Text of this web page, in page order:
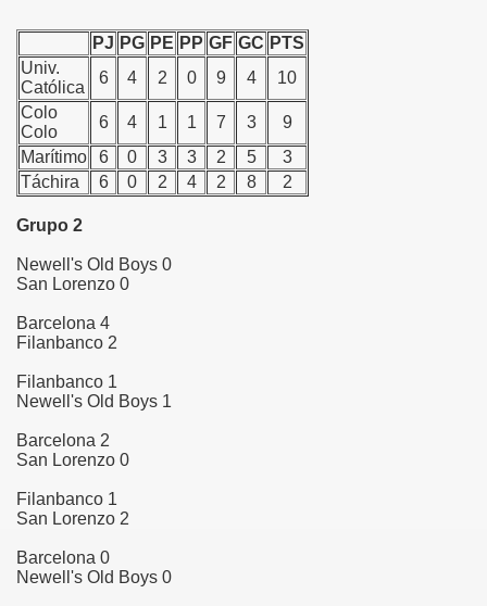
PJ PG PE PP GF GC PTS
Univ.
Católica
6 4 2 0 9 4
10
Colo
Colo
6 4 1 1 7 3
9
Marítimo
6 0 3 3 2 5
3
Táchira
6 0 2 4 2 8 2
Grupo 2
Newell's Old Boys 0
San Lorenzo 0
Barcelona 4
Filanbanco 2
Filanbanco 1
Newell's Old Boys 1
Barcelona 2
San Lorenzo 0
Filanbanco 1
San Lorenzo 2
Barcelona 0
Newell's Old Boys 0